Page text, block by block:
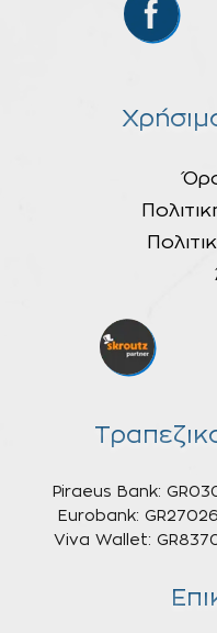
Piraeus Bank:
Eurobank:
Viva Wallet: